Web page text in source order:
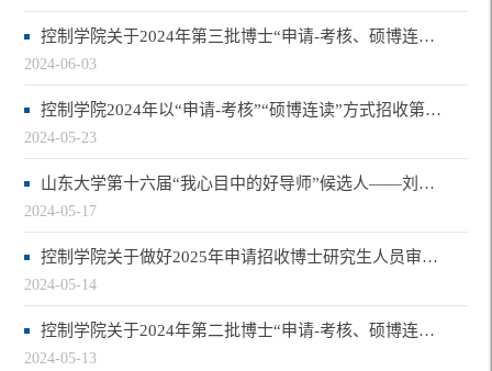
控制学院关于2024年第三批博士“申请-考核、硕博连读”招生面试考核的工作安排
2024-06-03
控制学院2024年以“申请-考核”“硕博连读”方式招收第三批博士研究生报名的通知
2024-05-23
山东大学第十六届“我心目中的好导师”候选人——刘允刚
2024-05-17
控制学院关于做好2025年申请招收博士研究生人员审核认定及导师团队备案工作的通知
2024-05-14
控制学院关于2024年第二批博士“申请-考核、硕博连读”招生面试考核的工作安排
2024-05-13